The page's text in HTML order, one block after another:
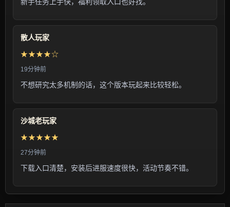
散人玩家
★★★★☆
19分钟前
不想研究太多机制的话，这个版本玩起来比较轻松。
沙城老玩家
★★★★★
27分钟前
下载入口清楚，安装后进服速度很快，活动节奏不错。